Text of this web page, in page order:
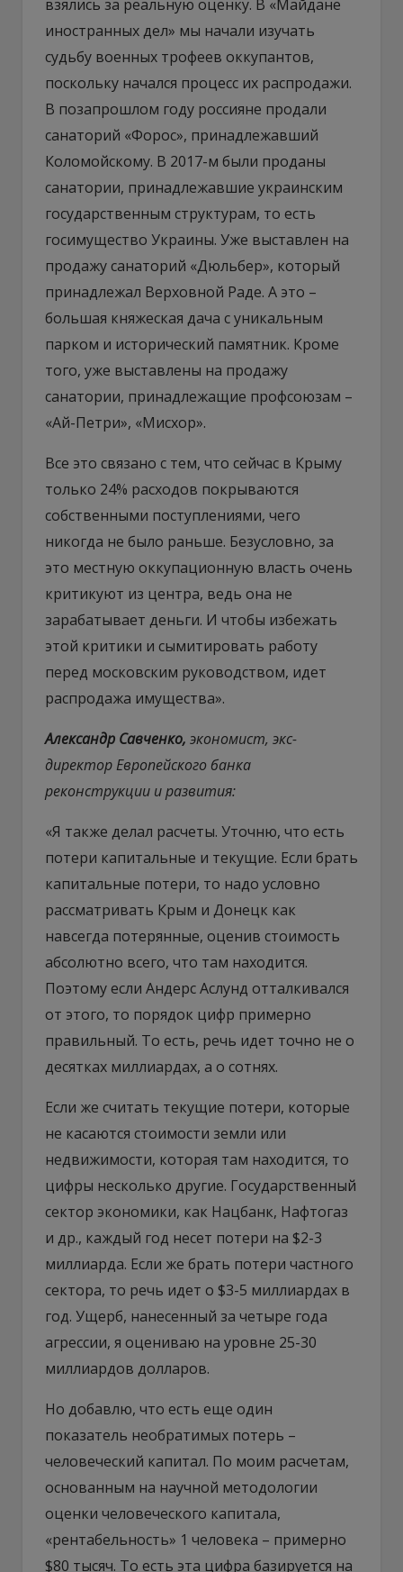
взялись за реальную оценку. В «Майдане
иностранных дел» мы начали изучать
судьбу военных трофеев оккупантов,
поскольку начался процесс их распродажи.
В позапрошлом году россияне продали
санаторий «Форос», принадлежавший
Коломойскому. В 2017-м были проданы
санатории, принадлежавшие украинским
государственным структурам, то есть
госимущество Украины. Уже выставлен на
продажу санаторий «Дюльбер», который
принадлежал Верховной Раде. А это –
большая княжеская дача с уникальным
парком и исторический памятник. Кроме
того, уже выставлены на продажу
санатории, принадлежащие профсоюзам –
«Ай-Петри», «Мисхор».
Все это связано с тем, что сейчас в Крыму
только 24% расходов покрываются
собственными поступлениями, чего
никогда не было раньше. Безусловно, за
это местную оккупационную власть очень
критикуют из центра, ведь она не
зарабатывает деньги. И чтобы избежать
этой критики и сымитировать работу
перед московским руководством, идет
распродажа имущества».
Александр Савченко, экономист, экс-
директор Европейского банка
реконструкции и развития:
«Я также делал расчеты. Уточню, что есть
потери капитальные и текущие. Если брать
капитальные потери, то надо условно
рассматривать Крым и Донецк как
навсегда потерянные, оценив стоимость
абсолютно всего, что там находится.
Поэтому если Андерс Аслунд отталкивался
от этого, то порядок цифр примерно
правильный. То есть, речь идет точно не о
десятках миллиардах, а о сотнях.
Если же считать текущие потери, которые
не касаются стоимости земли или
недвижимости, которая там находится, то
цифры несколько другие. Государственный
сектор экономики, как Нацбанк, Нафтогаз
и др., каждый год несет потери на $2-3
миллиарда. Если же брать потери частного
сектора, то речь идет о $3-5 миллиардах в
год. Ущерб, нанесенный за четыре года
агрессии, я оцениваю на уровне 25-30
миллиардов долларов.
Но добавлю, что есть еще один
показатель необратимых потерь –
человеческий капитал. По моим расчетам,
основанным на научной методологии
оценки человеческого капитала,
«рентабельность» 1 человека – примерно
$80 тысяч. То есть эта цифра базируется на